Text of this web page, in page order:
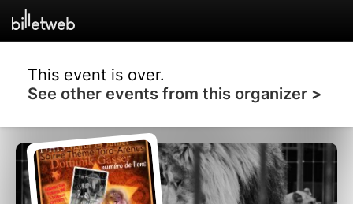
This event is over.
See other events from this organizer >